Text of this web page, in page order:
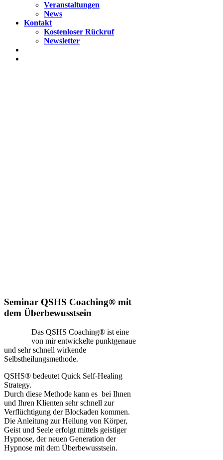
Veranstaltungen
News
Kontakt
Kostenloser Rückruf
Newsletter
Seminar QSHS Coaching® mit
dem Überbewusstsein
Das QSHS Coaching® ist eine
von mir entwickelte punktgenaue
und sehr schnell wirkende
Selbstheilungsmethode.
QSHS® bedeutet Quick Self-Healing
Strategy.
Durch diese Methode kann es bei Ihnen
und Ihren Klienten sehr schnell zur
Verflüchtigung der Blockaden kommen.
Die Anleitung zur Heilung von Körper,
Geist und Seele erfolgt mittels geistiger
Hypnose, der neuen Generation der
Hypnose mit dem Überbewusstsein.